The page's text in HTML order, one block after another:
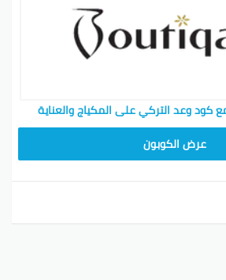
عرض الكوبون